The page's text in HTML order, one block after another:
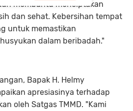
membantu menciptakan
dan sehat. Kebersihan tempat
untuk memastikan
dalam beribadah."
Bapak H. Helmy
apresiasinya terhadap
oleh Satgas TMMD. "Kami